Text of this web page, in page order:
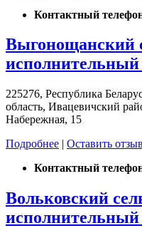
Контактный
Выгонощанский
225276, Республика
область, Ивацевичский
Набережная, 15
Подробнее | Оставить отзыв
Контактный
Вольковский